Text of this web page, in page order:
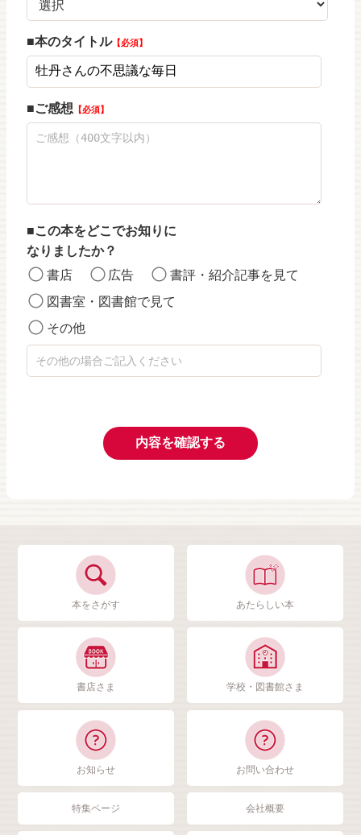
本のタイトル 必須
ご感想 必須
この本をどこでお知りに
なりましたか？
書店
広告
書評・紹介記事を見て
図書室・図書館で見て
その他
内容を確認する
本をさがす あたらしい本
書店さま 学校・図書館さま
お知らせ お問い合わせ
特集ページ 会社概要